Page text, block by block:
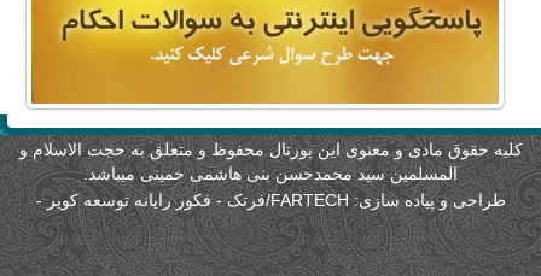
حقوق مادی و معنوی این پورتال محفوظ و متعلق به حجت الاسلام و
المسلمین سید محمدحسن بنی هاشمی خمینی میباشد.
طراحی و پیاده سازی:FARTECH/فرتک - فکور رایانه توسعه کویر -